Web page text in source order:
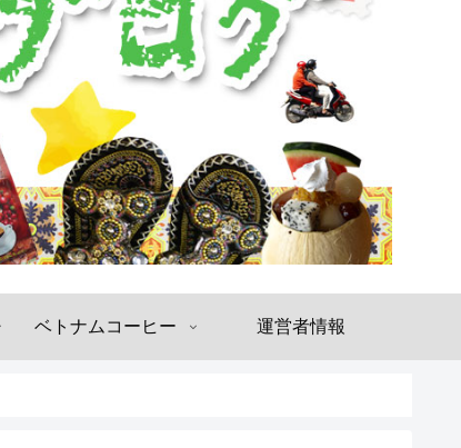
ベトナムコーヒー 運営者情報